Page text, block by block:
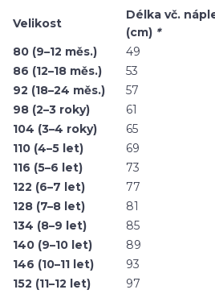
Velikost
Délka vč.
(cm) *
80 (9–12 měs.)
49
86 (12–18 měs.)
53
92 (18–24 měs.)
57
98 (2–3 roky)
61
104 (3–4 roky)
65
110 (4–5 let)
69
116 (5–6 let)
73
122 (6–7 let)
77
128 (7–8 let)
81
134 (8–9 let)
85
140 (9–10 let)
89
146 (10–11 let)
93
152 (11–12 let)
97